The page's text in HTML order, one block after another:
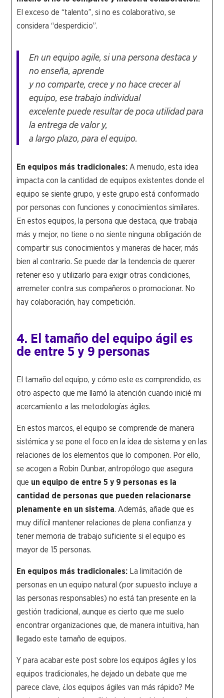
El exceso de “talento”, si no es colaborativo, se
considera “desperdicio”.
En un equipo agile, si una persona destaca y
no enseña, aprende
y no comparte, crece y no hace crecer al
equipo, ese trabajo individual
excelente puede resultar de poca utilidad para
la entrega de valor y,
a largo plazo, para el equipo.
En equipos más tradicionales:A menudo, esta idea
impacta con la cantidad de equipos existentes donde el
equipo se siente grupo, y este grupo está conformado
por personas con funciones y conocimientos similares.
En estos equipos, la persona que destaca, que trabaja
más y mejor, no tiene o no siente ninguna obligación de
compartir sus conocimientos y maneras de hacer, más
bien al contrario. Se puede dar la tendencia de querer
retener eso y utilizarlo para exigir otras condiciones,
arremeter contra sus compañeros o promocionar. No
hay colaboración, hay competición.
4. El tamaño del equipo ágil es
de entre 5 y 9 personas
El tamaño del equipo, y cómo este es comprendido, es
otro aspecto que me llamó la atención cuando inicié mi
acercamiento a las metodologías ágiles.
En estos marcos, el equipo se comprende de manera
sistémica y se pone el foco en la idea de sistema y en las
relaciones de los elementos que lo componen. Por ello,
se acogen a Robin Dunbar, antropólogo que asegura
que un equipo de entre 5 y 9 personas es la
cantidad de personas que pueden relacionarse
plenamente en un sistema. Además, añade que es
muy difícil mantener relaciones de plena confianza y
tener memoria de trabajo suficiente si el equipo es
mayor de 15 personas.
En equipos más tradicionales: La limitación de
personas en un equipo natural (por supuesto incluye a
las personas responsables) no está tan presente en la
gestión tradicional, aunque es cierto que me suelo
encontrar organizaciones que, de manera intuitiva, han
llegado este tamaño de equipos.
Y para acabar este post sobre los equipos ágiles y los
equipos tradicionales, he dejado un debate que me
parece clave, ¿los equipos ágiles van más rápido? Me